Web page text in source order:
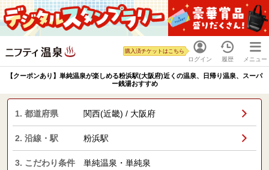
ログイン
購入済チケットはこちら
履歴 メニュー
【クーポンあり】単純温泉が楽しめる粉浜駅(大阪府)近くの温泉、日帰り温泉、スーパ
ー銭湯おすすめ
1. 都道府県 関西(近畿) / 大阪府
2. 沿線・駅 粉浜駅
3. こだわり条件 単純温泉・単純泉